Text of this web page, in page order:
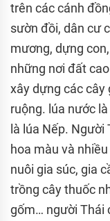
trên các cánh
sườn đồi, dân cư
mương, dựng
những nơi đất
xây dựng các cây
ruộng. lúa nước
là lúa Nếp.
hoa màu và
nuôi gia súc, gia
trồng cây thuốc
gốm… người Thái